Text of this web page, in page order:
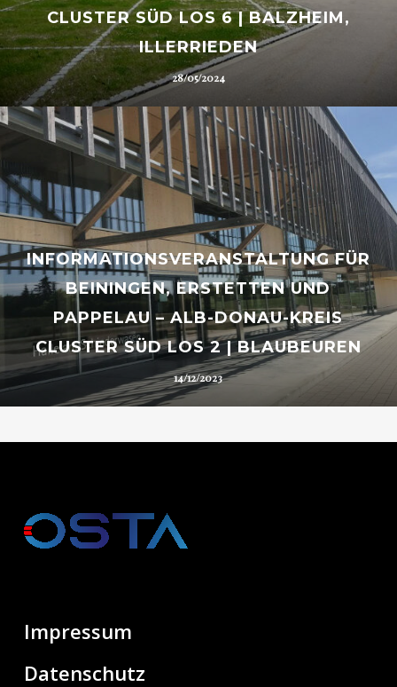
CLUSTER SÜD LOS 6 | BALZHEIM,
ILLERRIEDEN
28/05/2024
INFORMATIONSVERANSTALTUNG FÜR
BEININGEN, ERSTETTEN UND
PAPPELAU – ALB-DONAU-KREIS
CLUSTER SÜD LOS 2 | BLAUBEUREN
14/12/2023
Impressum
Datenschutz